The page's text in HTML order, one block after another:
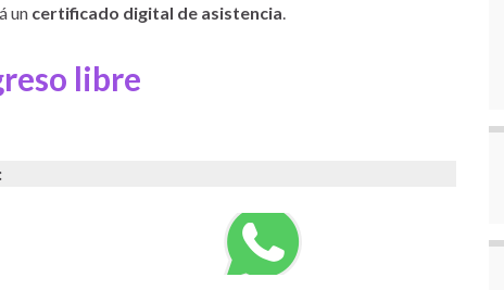
un certificado digital de asistencia.
libre